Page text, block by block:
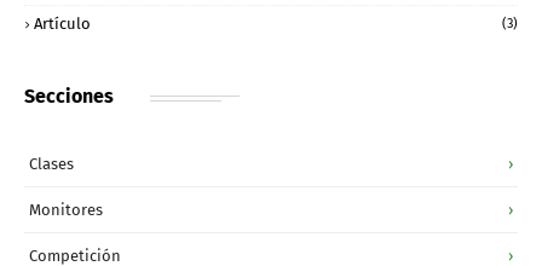
Artículo (3)
Secciones
Clases ›
Monitores ›
Competición ›